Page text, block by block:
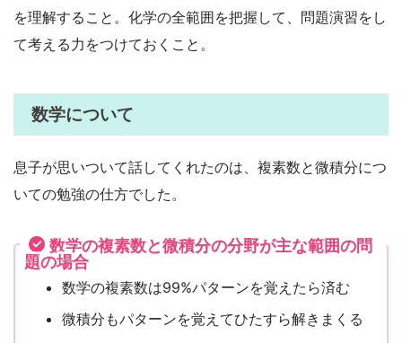
を理解すること。化学の全範囲を把握して、問題演習をし
て考える力をつけておくこと。
数学について
息子が思いついて話してくれたのは、複素数と微積分につ
いての勉強の仕方でした。
数学の複素数と微積分の分野が主な範囲の問
題の場合
数学の複素数は99%パターンを覚えたら済む
微積分もパターンを覚えてひたすら解きまくる